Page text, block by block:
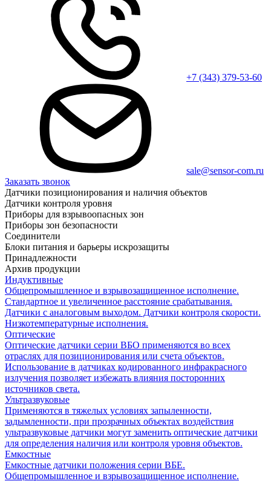
+7 (343) 379-53-60
sale@sensor-com.ru
Заказать звонок
Датчики позиционирования и наличия объектов
Датчики контроля уровня
Приборы для взрывоопасных зон
Приборы зон безопасности
Соединители
Блоки питания и барьеры искрозащиты
Принадлежности
Архив продукции
Индуктивные
Общепромышленное и взрывозащищенное исполнение.
Стандартное и увеличенное расстояние срабатывания.
Датчики с аналоговым выходом. Датчики контроля скорости.
Низкотемпературные исполнения.
Оптические
Оптические датчики серии ВБО применяются во всех
отраслях для позиционирования или счета объектов.
Использование в датчиках кодированного инфракрасного
излучения позволяет избежать влияния посторонних
источников света.
Ультразвуковые
Применяются в тяжелых условиях запыленности,
задымленности, при прозрачных объектах воздействия
ультразвуковые датчики могут заменить оптические датчики
для определения наличия или контроля уровня объектов.
Емкостные
Емкостные датчики положения серии ВБЕ.
Общепромышленное и взрывозащищенное исполнение.